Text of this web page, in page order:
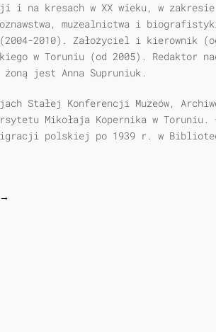
i na kresach w XX wieku, w
muzealnictwa i
2010). Założyciel i kierownik
w Toruniu (od 2005). Redaktor
jest Anna Supruniuk.
Stałej Konferencji Muzeów,
Mikołaja Kopernika w
polskiej po 1939 r. w